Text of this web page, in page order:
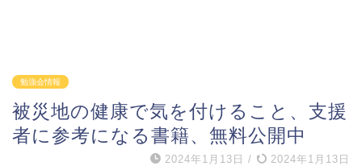
勉強会情報
被災地の健康で気を付けること、支援
者に参考になる書籍、無料公開中
2024年1月13日 / 2024年1月13日